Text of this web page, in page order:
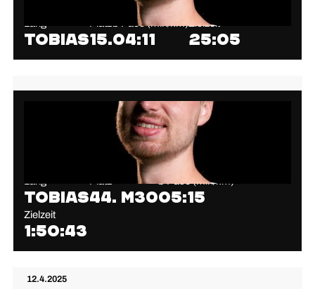
Tobias15.
⌀ Pace (min/km)
04:11
Zielzeit
25:05
Tobias44. M30
⌀ Pace (min/km)
05:15
Zielzeit
1:50:43
12.4.2025